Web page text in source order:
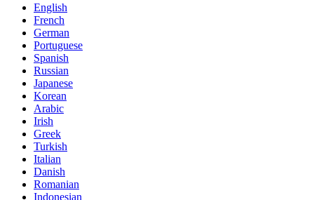
English
French
German
Portuguese
Spanish
Russian
Japanese
Korean
Arabic
Irish
Greek
Turkish
Italian
Danish
Romanian
Indonesian